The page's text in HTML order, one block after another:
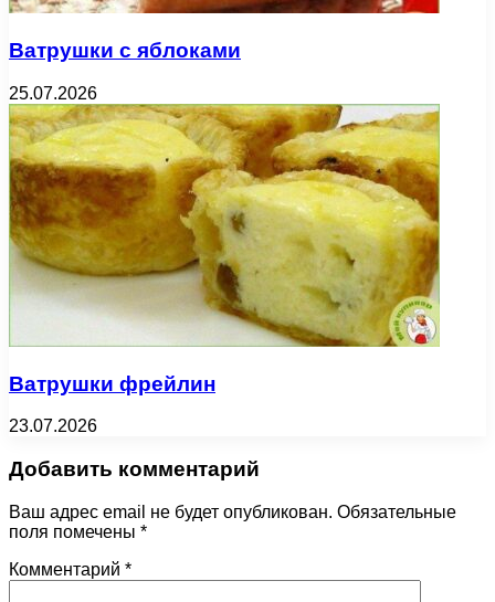
Ватрушки с яблоками
25.07.2026
Ватрушки фрейлин
23.07.2026
Добавить комментарий
Ваш адрес email не будет опубликован. Обязательные
поля помечены *
Комментарий *